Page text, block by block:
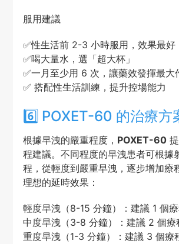
服用建議
✅性生活前 2-3 小時服用，效果最好
✅喝大量水，選「超大杯」
✅一月至少用 6 次，讓藥效發揮最大
✅ 搭配性生活訓練，提升控場能力
6️⃣ POXET-60 的治療方
根據早洩的嚴重程度， POXET-60提
程建議。不同程度的早洩患者可根據
程，從輕度到嚴重早洩，逐步增加療
理想的延時效果：
輕度早洩（8-15 分鐘）：建議 1 個療
中度早洩（3-8 分鐘）：建議 2 個療
重度早洩（1-3 分鐘）：建議 3 個療